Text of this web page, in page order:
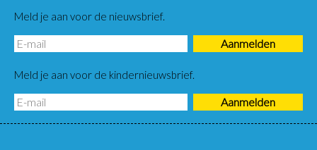
Meld je aan voor de nieuwsbrief.
Meld je aan voor de kindernieuwsbrief.